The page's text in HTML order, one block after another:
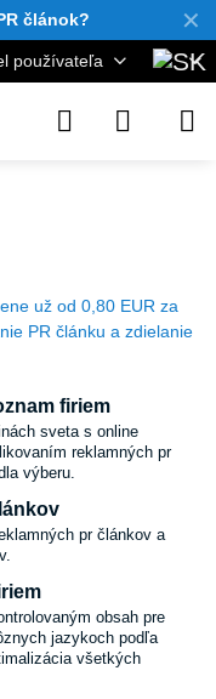
✕
článok?
používateľa
už od 0,80 EUR za
PR článku a zdielanie
firiem
sveta s online
reklamných pr
výberu.
pr článkov a
obsah pre
jazykoch podľa
všetkých